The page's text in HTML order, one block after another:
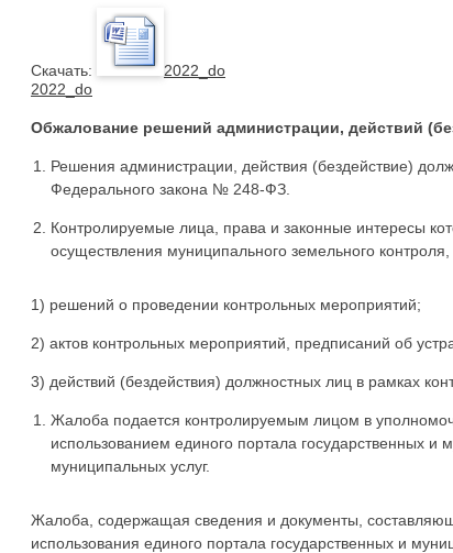
Cкачать:
2022_do
2022_do
Обжалование решений администрации, действий
Решения администрации, действия (бездействие)
Федерального закона № 248-ФЗ.
Контролируемые лица, права и законные интересы
осуществления муниципального земельного
1) решений о проведении контрольных мероприятий;
2) актов контрольных мероприятий, предписаний об
3) действий (бездействия) должностных лиц в рамках
Жалоба подается контролируемым лицом в
использованием единого портала государственных и
муниципальных услуг.
Жалоба, содержащая сведения и документы,
использования единого портала государственных и